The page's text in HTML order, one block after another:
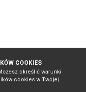
COOKIES
określić warunki
cookies w Twojej